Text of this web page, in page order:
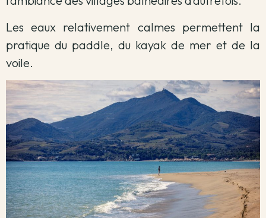
Les eaux relativement calmes permettent la
pratique du paddle, du kayak de mer et de la
voile.